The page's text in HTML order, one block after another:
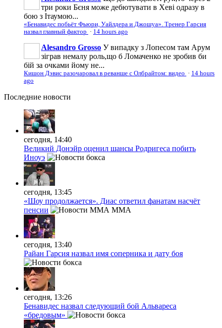
три роки Бєня може дебютувати в Хеві одразу в
бою з Ітаумою...
«Бенавидес побьёт Фьюри, Уайлдера и Джошуа». Тренер Гарсия
назвал главный фактор · 14 hours ago
Alesandro Grosso У випадку з Лопесом там Арум
зіграв немалу роль,що б Ломаченко не зробив би
бій за очками йому не...
Кишон Дэвис разочаровал в реванше с Олбрайтом: видео · 14 hours
ago
Последние новости
сегодня, 14:40
Великий Донэйр оценил шансы Родригеса побить
Иноуэ
сегодня, 13:45
«Шоу продолжается». Диас ответил фанатам насчёт
пенсии
MMA
сегодня, 13:40
Райан Гарсия назвал имя соперника и дату боя
сегодня, 13:26
Бенавидес назвал следующий бой Альвареса
«бредовым»